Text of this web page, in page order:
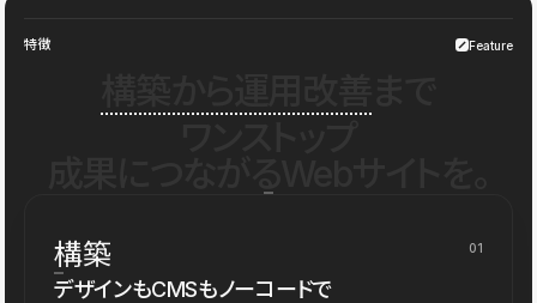
特徴 Feature
構築 01
デザインもCMSもノーコードで